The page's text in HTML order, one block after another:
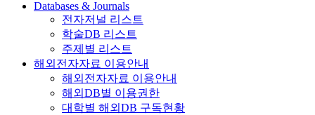
Databases & Journals
전자저널 리스트
학술DB 리스트
주제별 리스트
해외전자자료 이용안내
해외전자자료 이용안내
해외DB별 이용권한
대학별 해외DB 구독현황